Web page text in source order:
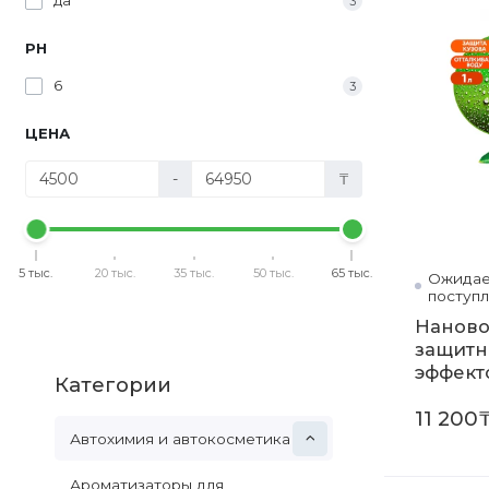
РН
6 3
ЦЕНА
- ₸
5 тыс. 20 тыс. 35 тыс. 50 тыс. 65 тыс.
Категории
Автохимия и автокосметика
Ароматизаторы для
11